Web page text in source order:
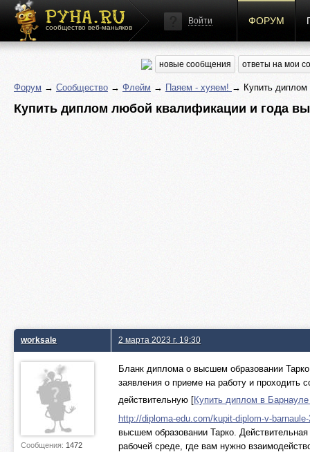
сообщество веб-маньяков
Войти ФОРУМ
новые сообщения ответы на мои
Форум → Сообщество → Флейм → Паяем - хуяем! → Купить диплом
Купить диплом любой квалификации и года
worksale
Сообщения: 1472
2 марта 2023 г. 19:30
Бланк диплома о высшем образовании
заявления о приеме на работу и проходить
действительную [Купить диплом в
http://diploma-edu.com/kupit-diplom-v-
высшем образовании Тарко.
рабочей среде, где вам нужно